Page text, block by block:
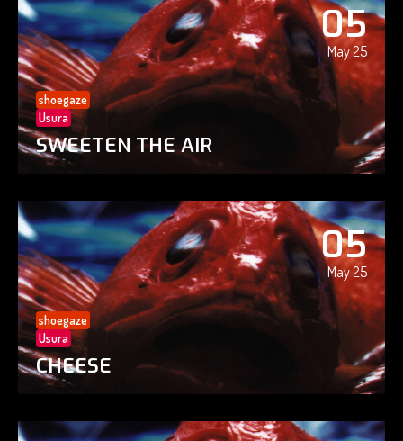
05
May 25
shoegaze
Usura
SWEETEN THE AIR
05
May 25
shoegaze
Usura
CHEESE